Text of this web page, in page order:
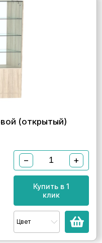
(открытый)
− +
Купить в 1
клик
Цвет